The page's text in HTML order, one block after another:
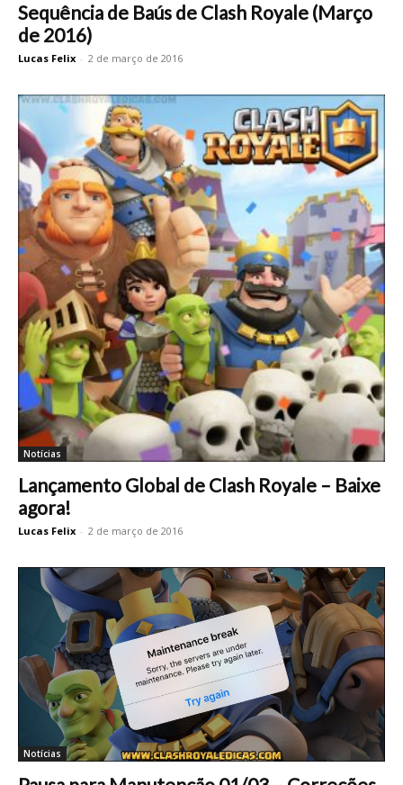
Sequência de Baús de Clash Royale (Março
de 2016)
Lucas Felix - 2 de março de 2016
Notícias
Lançamento Global de Clash Royale – Baixe
agora!
Lucas Felix - 2 de março de 2016
Notícias